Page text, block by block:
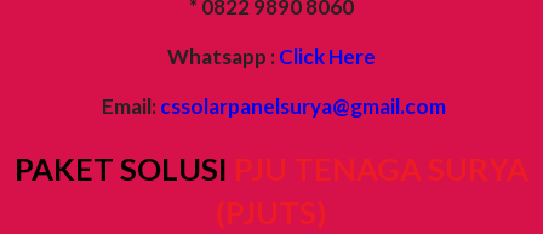
* 0822 9890 8060
Whatsapp : Click Here
Email: cssolarpanelsurya@gmail.com
PAKET SOLUSI PJU TENAGA SURYA
(PJUTS)